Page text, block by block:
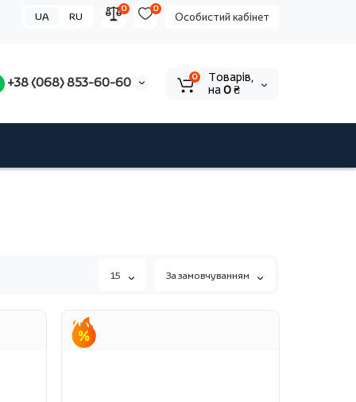
Особистий кабінет
0
0
UA RU
+38 (068) 853-60-60 0
Tоварів,
на0 ₴
15 За замовчуванням